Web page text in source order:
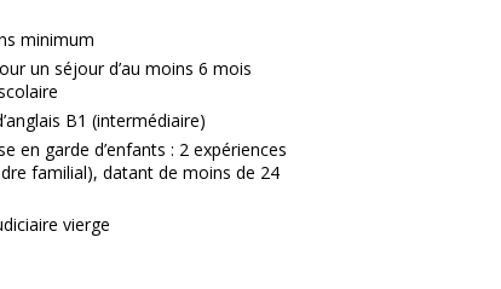
minimum
un séjour d’au moins 6 mois
B1 (intermédiaire)
en garde d’enfants : 2 expériences
familial), datant de moins de 24
vierge